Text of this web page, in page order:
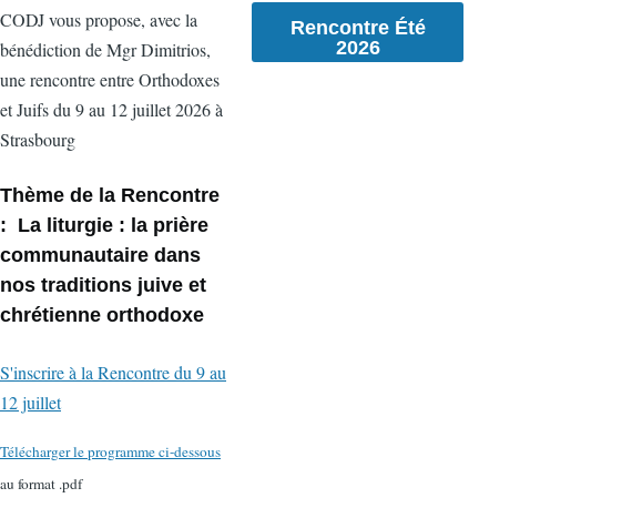
CODJ vous propose, avec la
bénédiction de Mgr Dimitrios,
une rencontre entre Orthodoxes
et Juifs du 9 au 12 juillet 2026 à
Strasbourg
Thème de la Rencontre
: La liturgie : la prière
communautaire dans
nos traditions juive et
chrétienne orthodoxe
S'inscrire à la Rencontre du 9 au
12 juillet
Télécharger le programme ci-dessous
au format .pdf
Rencontre Été
2026